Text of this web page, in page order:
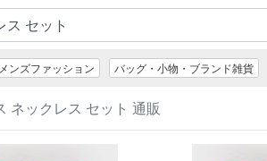
メンズファッション バッグ・小物・ブランド雑貨
ネックレス セット 通販